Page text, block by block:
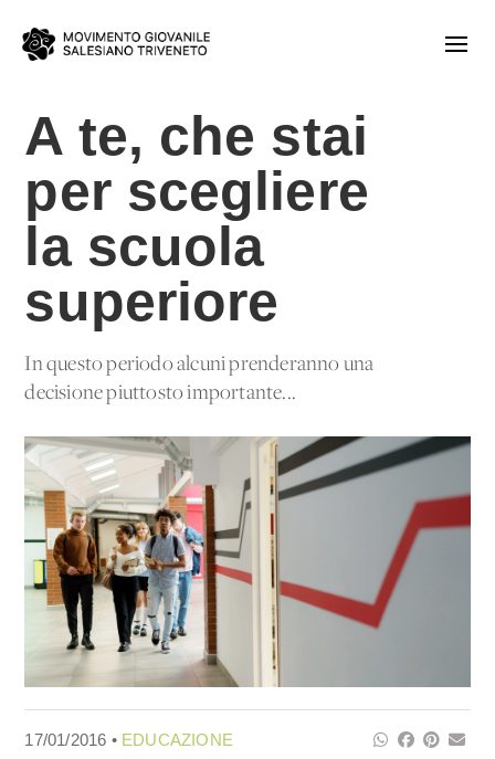
A te, che stai
per scegliere
la scuola
superiore
In questo periodo alcuni prenderanno una
decisione piuttosto importante...
17/01/2016 • EDUCAZIONE